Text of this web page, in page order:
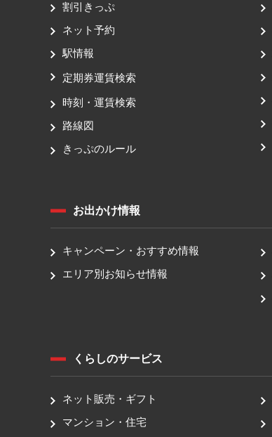
割引きっぷ
ネット予約
駅情報
定期券運賃検索
時刻・運賃検索
路線図
きっぷのルール
お出かけ情報
キャンペーン・おすすめ情報
エリア別お知らせ情報
くらしのサービス
ネット販売・ギフト
マンション・住宅